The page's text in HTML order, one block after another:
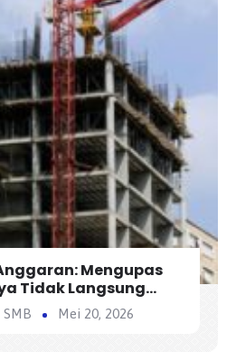
Mengupas
Tidak Langsung
AHSPMei 20, 2026